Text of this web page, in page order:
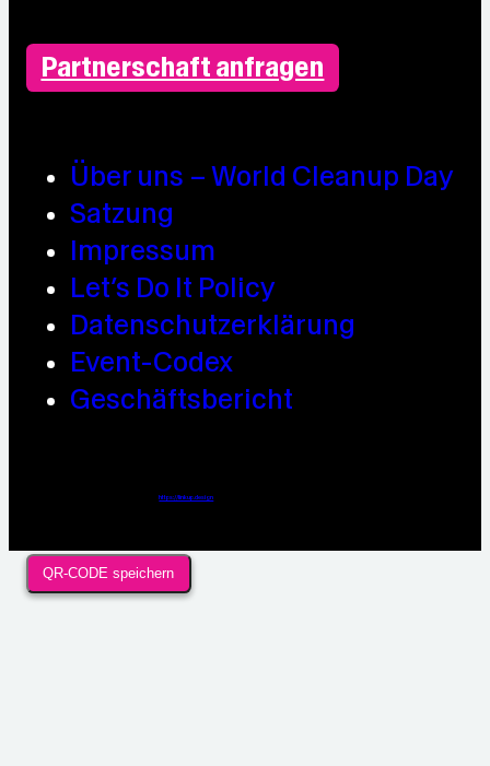
Partnerschaft anfragen
Über uns – World Cleanup Day
Satzung
Impressum
Let’s Do It Policy
Datenschutzerklärung
Event-Codex
Geschäftsbericht
https://linkup.design
QR-CODE speichern